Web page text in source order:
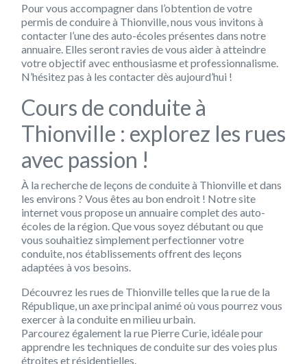
Pour vous accompagner dans l’obtention de votre
permis de conduire à Thionville, nous vous invitons à
contacter l’une des auto-écoles présentes dans notre
annuaire. Elles seront ravies de vous aider à atteindre
votre objectif avec enthousiasme et professionnalisme.
N’hésitez pas à les contacter dès aujourd’hui !
Cours de conduite à
Thionville : explorez les rues
avec passion !
À la recherche de leçons de conduite à Thionville et dans
les environs ? Vous êtes au bon endroit ! Notre site
internet vous propose un annuaire complet des auto-
écoles de la région. Que vous soyez débutant ou que
vous souhaitiez simplement perfectionner votre
conduite, nos établissements offrent des leçons
adaptées à vos besoins.
Découvrez les rues de Thionville telles que la rue de la
République, un axe principal animé où vous pourrez vous
exercer à la conduite en milieu urbain.
Parcourez également la rue Pierre Curie, idéale pour
apprendre les techniques de conduite sur des voies plus
étroites et résidentielles.